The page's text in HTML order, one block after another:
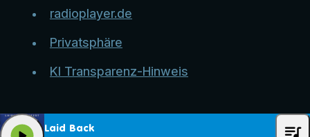
radioplayer.de
Privatsphäre
KI Transparenz-Hinweis
Laid Back queue_music